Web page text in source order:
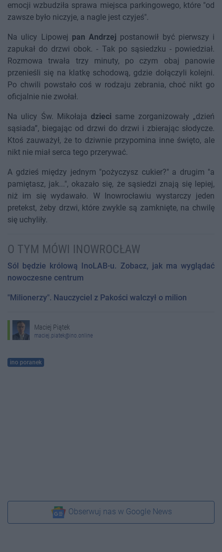
emocji wzbudziła sprawa miejsca parkingowego, które "od
zawsze było niczyje, a nagle jest czyjeś".
Na ulicy Lipowej pan Andrzej postanowił być pierwszy i
zapukał do drzwi obok. - Tak po sąsiedzku - powiedział.
Rozmowa trwała trzy minuty, po czym obaj panowie
przenieśli się na klatkę schodową, gdzie dołączyli kolejni.
Po chwili powstało coś w rodzaju zebrania, choć nikt go
oficjalnie nie zwołał.
Na ulicy Św. Mikołajadzieci same zorganizowały „dzień
sąsiada”, biegając od drzwi do drzwi i zbierając słodycze.
Ktoś zauważył, że to dziwnie przypomina inne święto, ale
nikt nie miał serca tego przerywać.
A gdzieś między jednym "pożyczysz cukier?" a drugim "a
pamiętasz, jak...", okazało się, że sąsiedzi znają się lepiej,
niż im się wydawało. W Inowrocławiu wystarczy jeden
pretekst, żeby drzwi, które zwykle są zamknięte, na chwilę
się uchyliły.
O TYM MÓWI INOWROCŁAW
Sól będzie królową InoLAB-u. Zobacz, jak ma wyglądać
nowoczesne centrum
"Milionerzy". Nauczyciel z Pakości walczył o milion
Maciej Piątek
maciej.piatek@ino.online
ino poranek
Obserwuj nas w Google News